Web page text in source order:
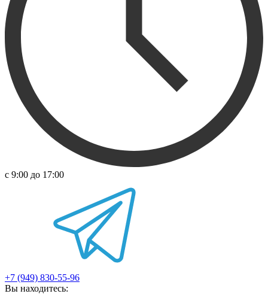
с 9:00 до 17:00
+7 (949) 830-55-96
Вы находитесь: